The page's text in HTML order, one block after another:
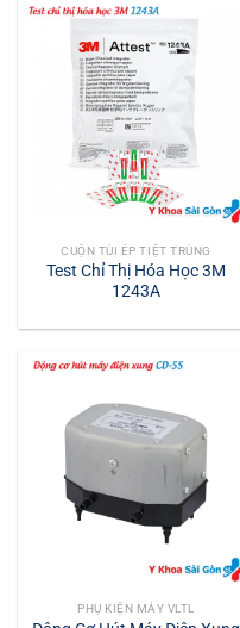
CUỘN TÚI ÉP TIỆT TRÙNG
Test Chỉ Thị Hóa Học 3M
1243A
PHỤ KIỆN MÁY VLTL